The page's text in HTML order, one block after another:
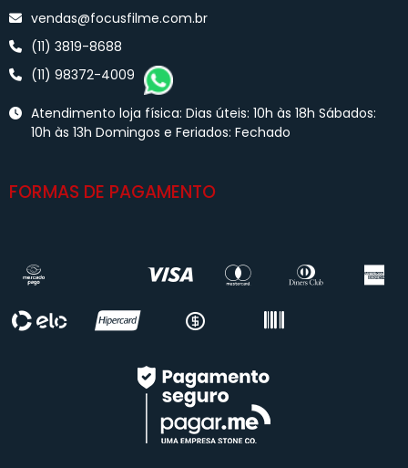
vendas@focusfilme.com.br
(11) 3819-8688
(11) 98372-4009
Atendimento loja física: Dias úteis: 10h às 18h Sábados:
10h às 13h Domingos e Feriados: Fechado
FORMAS DE PAGAMENTO